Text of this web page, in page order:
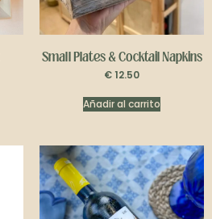
Small Plates & Cocktail Napkins
€12.50
Añadir al carrito